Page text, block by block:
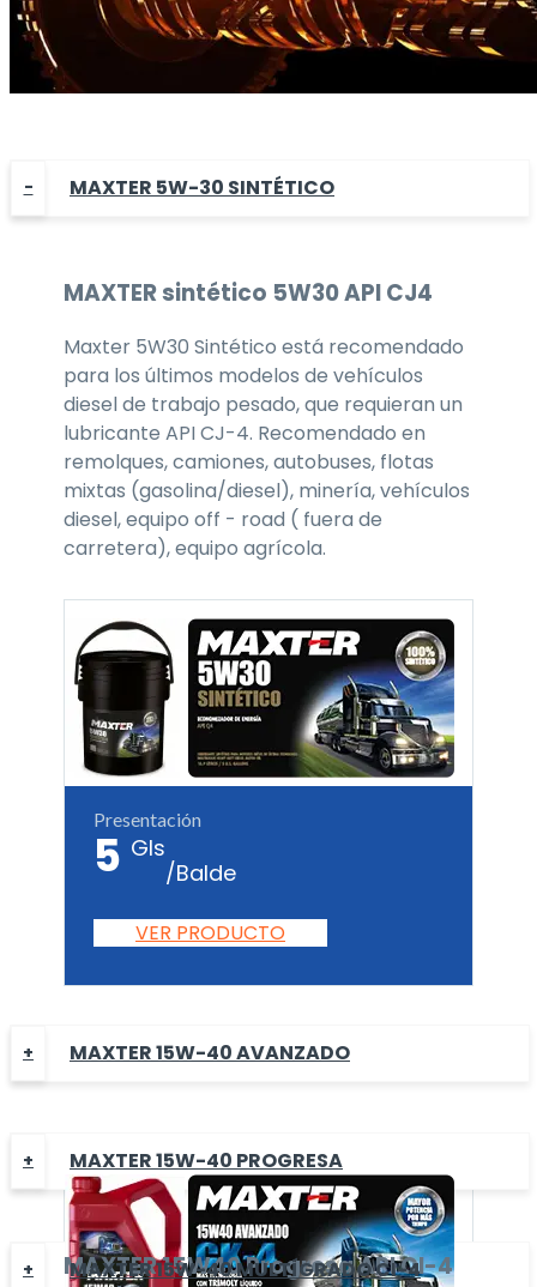
MAXTER 5W-30 SINTÉTICO
MAXTERsintético 5W30API CJ4
Maxter 5W30 Sintético está recomendado
para los últimos modelos de vehículos
diesel de trabajo pesado, que requieran un
lubricante API CJ-4. Recomendado en
remolques, camiones, autobuses, flotas
mixtas (gasolina/diesel), minería, vehículos
diesel, equipo off - road ( fuera de
carretera), equipo agrícola.
Presentación
5 Gls
/Balde
VER PRODUCTO
MAXTER 15W-40 AVANZADO
MAXTER 15W-40 PROGRESA
MAXTER15W40 ProgresaAPI CI-4
MAXTER 15W-40 MULTÍGRADO CI-4